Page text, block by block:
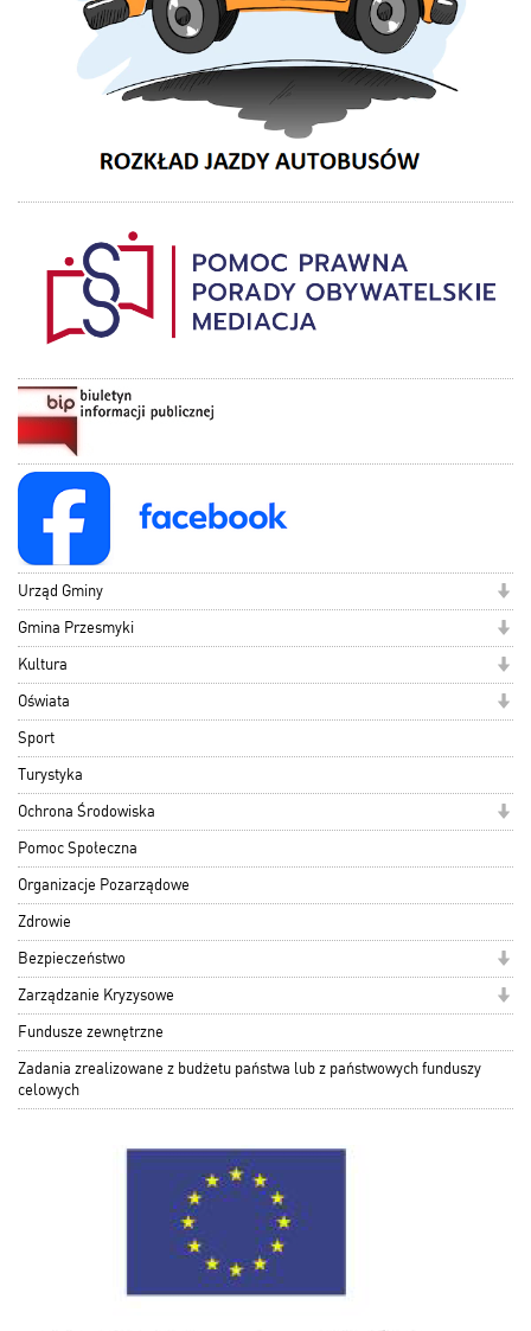
Urząd Gminy
Gmina Przesmyki
Kultura
Oświata
Sport
Turystyka
Ochrona Środowiska
Pomoc Społeczna
Organizacje Pozarządowe
Zdrowie
Bezpieczeństwo
Zarządzanie Kryzysowe
Fundusze zewnętrzne
Zadania zrealizowane z budżetu państwa lub z państwowych funduszy
celowych